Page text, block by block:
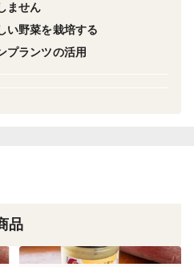
です！
料理やお菓子作りに使用して
ません
い野菜を栽培する
プランツの活用
品